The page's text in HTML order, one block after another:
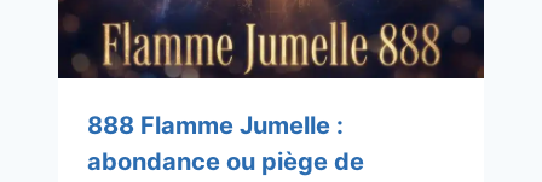
888 Flamme Jumelle :
abondance ou piège de